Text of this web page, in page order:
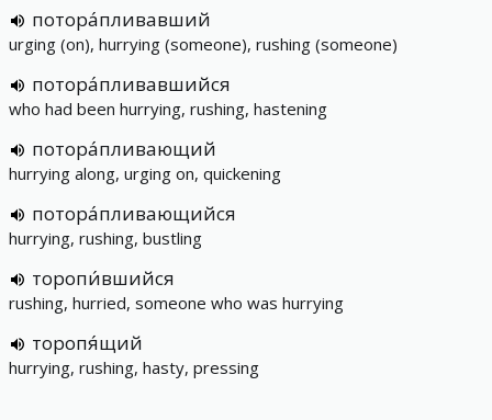
потора́пливавший
urging (on), hurrying (someone), rushing (someone)
потора́пливавшийся
who had been hurrying, rushing, hastening
потора́пливающий
hurrying along, urging on, quickening
потора́пливающийся
hurrying, rushing, bustling
торопи́вшийся
rushing, hurried, someone who was hurrying
торопя́щий
hurrying, rushing, hasty, pressing